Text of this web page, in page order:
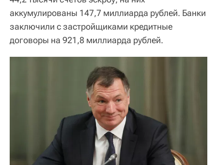
аккумулированы 147,7 миллиарда рублей. Банки
заключили с застройщиками кредитные
договоры на 921,8 миллиарда рублей.